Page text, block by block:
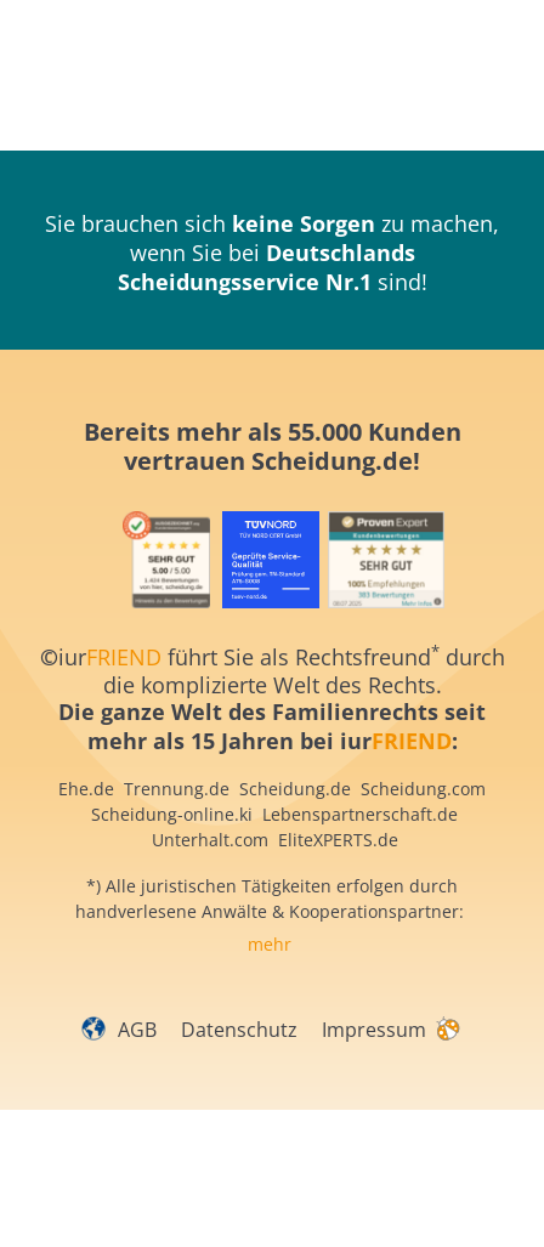
Sie brauchen sich keine Sorgen zu machen,
wenn Sie bei Deutschlands
Scheidungsservice Nr.1 sind!
Bereits mehr als 55.000 Kunden
vertrauen Scheidung.de!
©iurFRIEND führt Sie als Rechtsfreund*durch
die komplizierte Welt des Rechts.
Die ganze Welt des Familienrechts seit
mehr als 15 Jahren bei iurFRIEND:
Ehe.de Trennung.de Scheidung.de Scheidung.com
Scheidung-online.ki Lebenspartnerschaft.de
Unterhalt.com EliteXPERTS.de
*) Alle juristischen Tätigkeiten erfolgen durch
handverlesene Anwälte & Kooperationspartner:
mehr
AGB Datenschutz Impressum